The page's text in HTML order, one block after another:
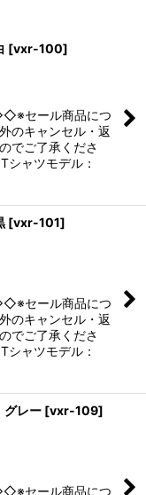
[vxr-100]
セール商品につ
のキャンセル・返
でご了承くださ
シャツモデル：
[vxr-101]
セール商品につ
のキャンセル・返
でご了承くださ
シャツモデル：
レー [vxr-109]
セール商品につ